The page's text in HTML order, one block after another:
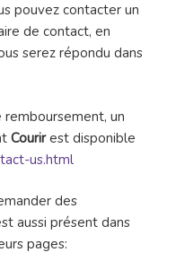
pouvez contacter un
de contact, en
serez répondu dans
un
Courirest disponible
us.html
des
aussi présent dans
pages: